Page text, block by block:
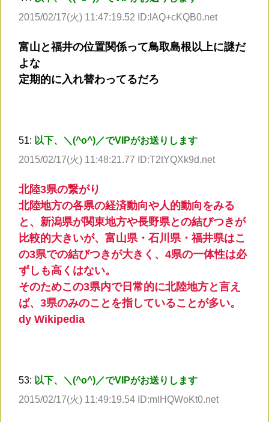
2015/02/17(火) 11:47:19.52 ID:lAQ+cKQB0.net
富山と福井の位置関係って鳥取島根以上に謎だ
よな
定期的に入れ替わってるだろ
51: 以下、＼(^o^)／でVIPがお送りします
2015/02/17(火) 11:48:21.77 ID:T2tYQXk9d.net
北陸3県の繋がり
北陸地方の各県の経済動向や人的動向をみる
と、新潟県が関東地方や長野県との結びつきが
比較的大きいが、富山県・石川県・福井県はこ
の3県での結びつきが大きく、4県の一体性は必
ずしも高くはない。
そのためこの3県内で日常的に北陸地方と言え
ば、3県のみのことを指していることが多い。
dy Wikipedia
53: 以下、＼(^o^)／でVIPがお送りします
2015/02/17(火) 11:49:19.54 ID:mlHQWoKt0.net